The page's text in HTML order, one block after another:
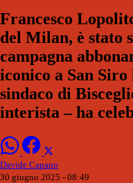
Francesco
del Milan, è stato
campagna
iconico a San
sindaco di
interista – ha
Davide Capano
30 giugno 2025 - 08:49